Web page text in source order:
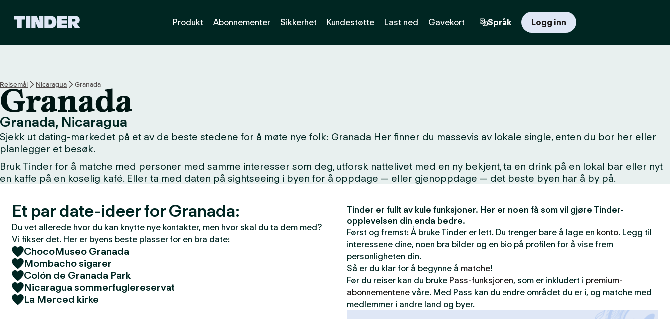
s
h
j
e
m
m
e
i
d
Produkt Abonnementer Sikkerhet Kundestøtte Last ned Gavekort Språk Logg inn
Reisemål Nicaragua Granada
Granada
Granada, Nicaragua
Sjekk ut dating-markedet på et av de beste stedene for å møte nye folk: Granada Her finner du massevis av lokale single, enten du bor her eller
planlegger et besøk.
Bruk Tinder for å matche med personer med samme interesser som deg, utforsk nattelivet med en ny bekjent, ta en drink på en lokal bar eller nyt
en kaffe på en koselig kafé. Eller ta med daten på sightseeing i byen for å oppdage — eller gjenoppdage — det beste byen har å by på.
Et par date-ideer for Granada:
Du vet allerede hvor du kan knytte nye kontakter, men hvor skal du ta dem med?
Vi fikser det. Her er byens beste plasser for en bra date:
ChocoMuseo Granada
Mombacho sigarer
Colón de Granada Park
Nicaragua sommerfuglereservat
La Merced kirke
Tinder er fullt av kule funksjoner. Her er noen få som vil gjøre Tinder-
opplevelsen din enda bedre.
Først og fremst: Å bruke Tinder er lett. Du trenger bare å lage en konto. Legg til
interessene dine, noen bra bilder og en bio på profilen for å vise frem
personligheten din.
Så er du klar for å begynne å matche!
Før du reiser kan du bruke Pass-funksjonen, som er inkludert i premium-
abonnementene våre. Med Pass kan du endre området du er i, og matche med
medlemmer i andre land og byer.